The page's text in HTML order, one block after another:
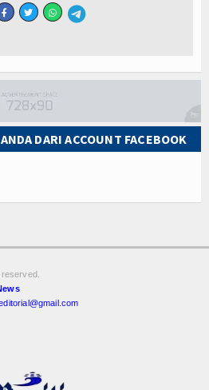
DARI ACCOUNT FACEBOOK